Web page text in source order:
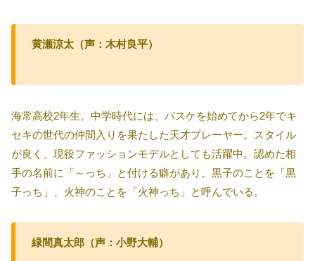
黄瀬涼太（声：木村良平）
海常高校2年生。中学時代には、バスケを始めてから2年でキ
セキの世代の仲間入りを果たした天才プレーヤー。スタイル
が良く、現役ファッションモデルとしても活躍中。認めた相
手の名前に「～っち」と付ける癖があり、黒子のことを「黒
子っち」、火神のことを「火神っち」と呼んでいる。
緑間真太郎（声：小野大輔）